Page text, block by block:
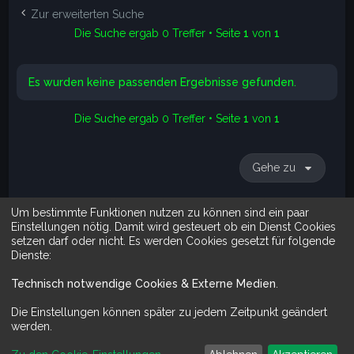
Zur erweiterten Suche
Die Suche ergab 0 Treffer • Seite 1 von 1
Es wurden keine passenden Ergebnisse gefunden.
Die Suche ergab 0 Treffer • Seite 1 von 1
Gehe zu
SucheErweiterte Suche
Mit Do It Yourself sparst du Geld und schaffst zugleich was dir
Um bestimmte Funktionen nutzen zu können sind ein paar
Einstellungen nötig. Damit wird gesteuert ob ein Dienst Cookies
setzen darf oder nicht. Es werden Cookies gesetzt für folgende
Dienste:
Technisch notwendige Cookies & Externe Medien
Die Einstellungen können später zu jedem Zeitpunkt geändert
werden.